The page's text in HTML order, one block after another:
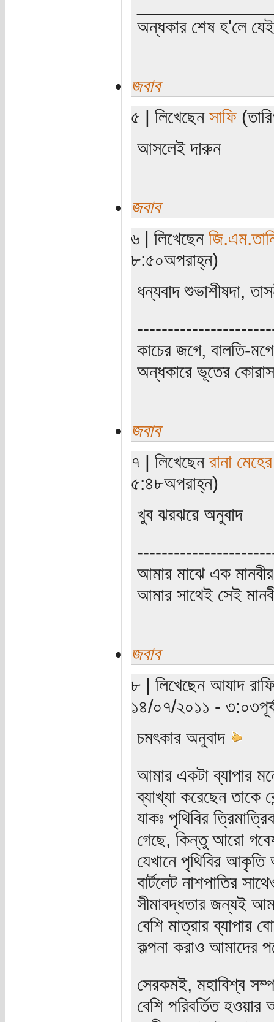
অন্ধকার শেষ হ'লে
জবাব
৫ | লিখেছেন সাফি
আসলেই দারুন
জবাব
৬ | লিখেছেন
৮:৫০অপরাহ্ন)
ধন্যবাদ শুভাশীষদা,
কাচের জগে, বালতি-
অন্ধকারে ভূতের
জবাব
৭ | লিখেছেন রানা মেহের
৫:৪৮অপরাহ্ন)
খুব ঝরঝরে অনুবাদ
আমার মাঝে এক
আমার সাথেই সেই
জবাব
৮ | লিখেছেন আযাদ
১৪/০৭/২০১১ -
চমৎকার অনুবাদ
আমার একটা ব্যাপার
ব্যাখ্যা করেছেন তাকে
যাকঃ পৃথিবির
গেছে, কিন্তু আরো
যেখানে পৃথিবির
বার্টলেট নাশপাতির
সীমাবদ্ধতার জন্যই
বেশি মাত্রার
কল্পনা করাও আমাদের
সেরকমই, মহাবিশ্ব
বেশি পরিবর্তিত